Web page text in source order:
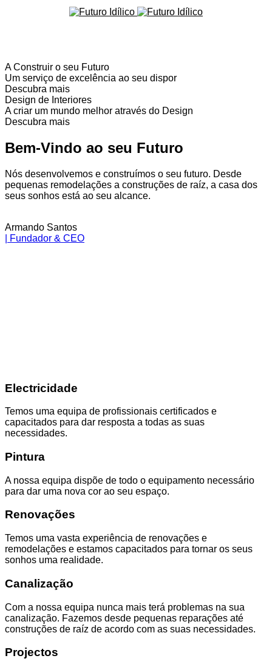
A Construir o seu Futuro
Um serviço de excelência ao seu dispor
Descubra mais
Design de Interiores
A criar um mundo melhor através do Design
Descubra mais
Bem-Vindo ao seu Futuro
Nós desenvolvemos e construímos o seu futuro. Desde
pequenas remodelações a construções de raíz, a casa dos
seus sonhos está ao seu alcance.
Armando Santos
| Fundador & CEO
Electricidade
Temos uma equipa de profissionais certificados e
capacitados para dar resposta a todas as suas
necessidades.
Pintura
A nossa equipa dispõe de todo o equipamento necessário
para dar uma nova cor ao seu espaço.
Renovações
Temos uma vasta experiência de renovações e
remodelações e estamos capacitados para tornar os seus
sonhos uma realidade.
Canalização
Com a nossa equipa nunca mais terá problemas na sua
canalização. Fazemos desde pequenas reparações até
construções de raíz de acordo com as suas necessidades.
Projectos